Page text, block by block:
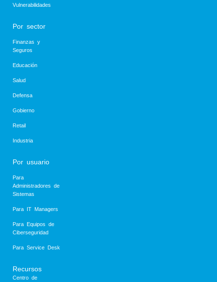
Vulnerabilidades
Por sector
Finanzas y
Seguros
Educación
Salud
Defensa
Gobierno
Retail
Industria
Por usuario
Para
Administradores de
Sistemas
Para IT Managers
Para Equipos de
Ciberseguridad
Para Service Desk
Recursos
Centro de